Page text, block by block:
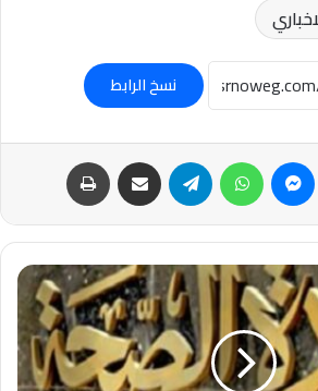
نسخ الرابط
لينكدإن ماسنجر واتساب تيلقرام مشاركة عبر البريد